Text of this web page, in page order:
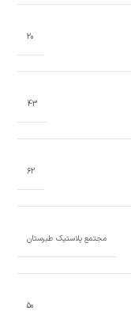
20
43
62
مجتمع پلاستیک طبرستان
50